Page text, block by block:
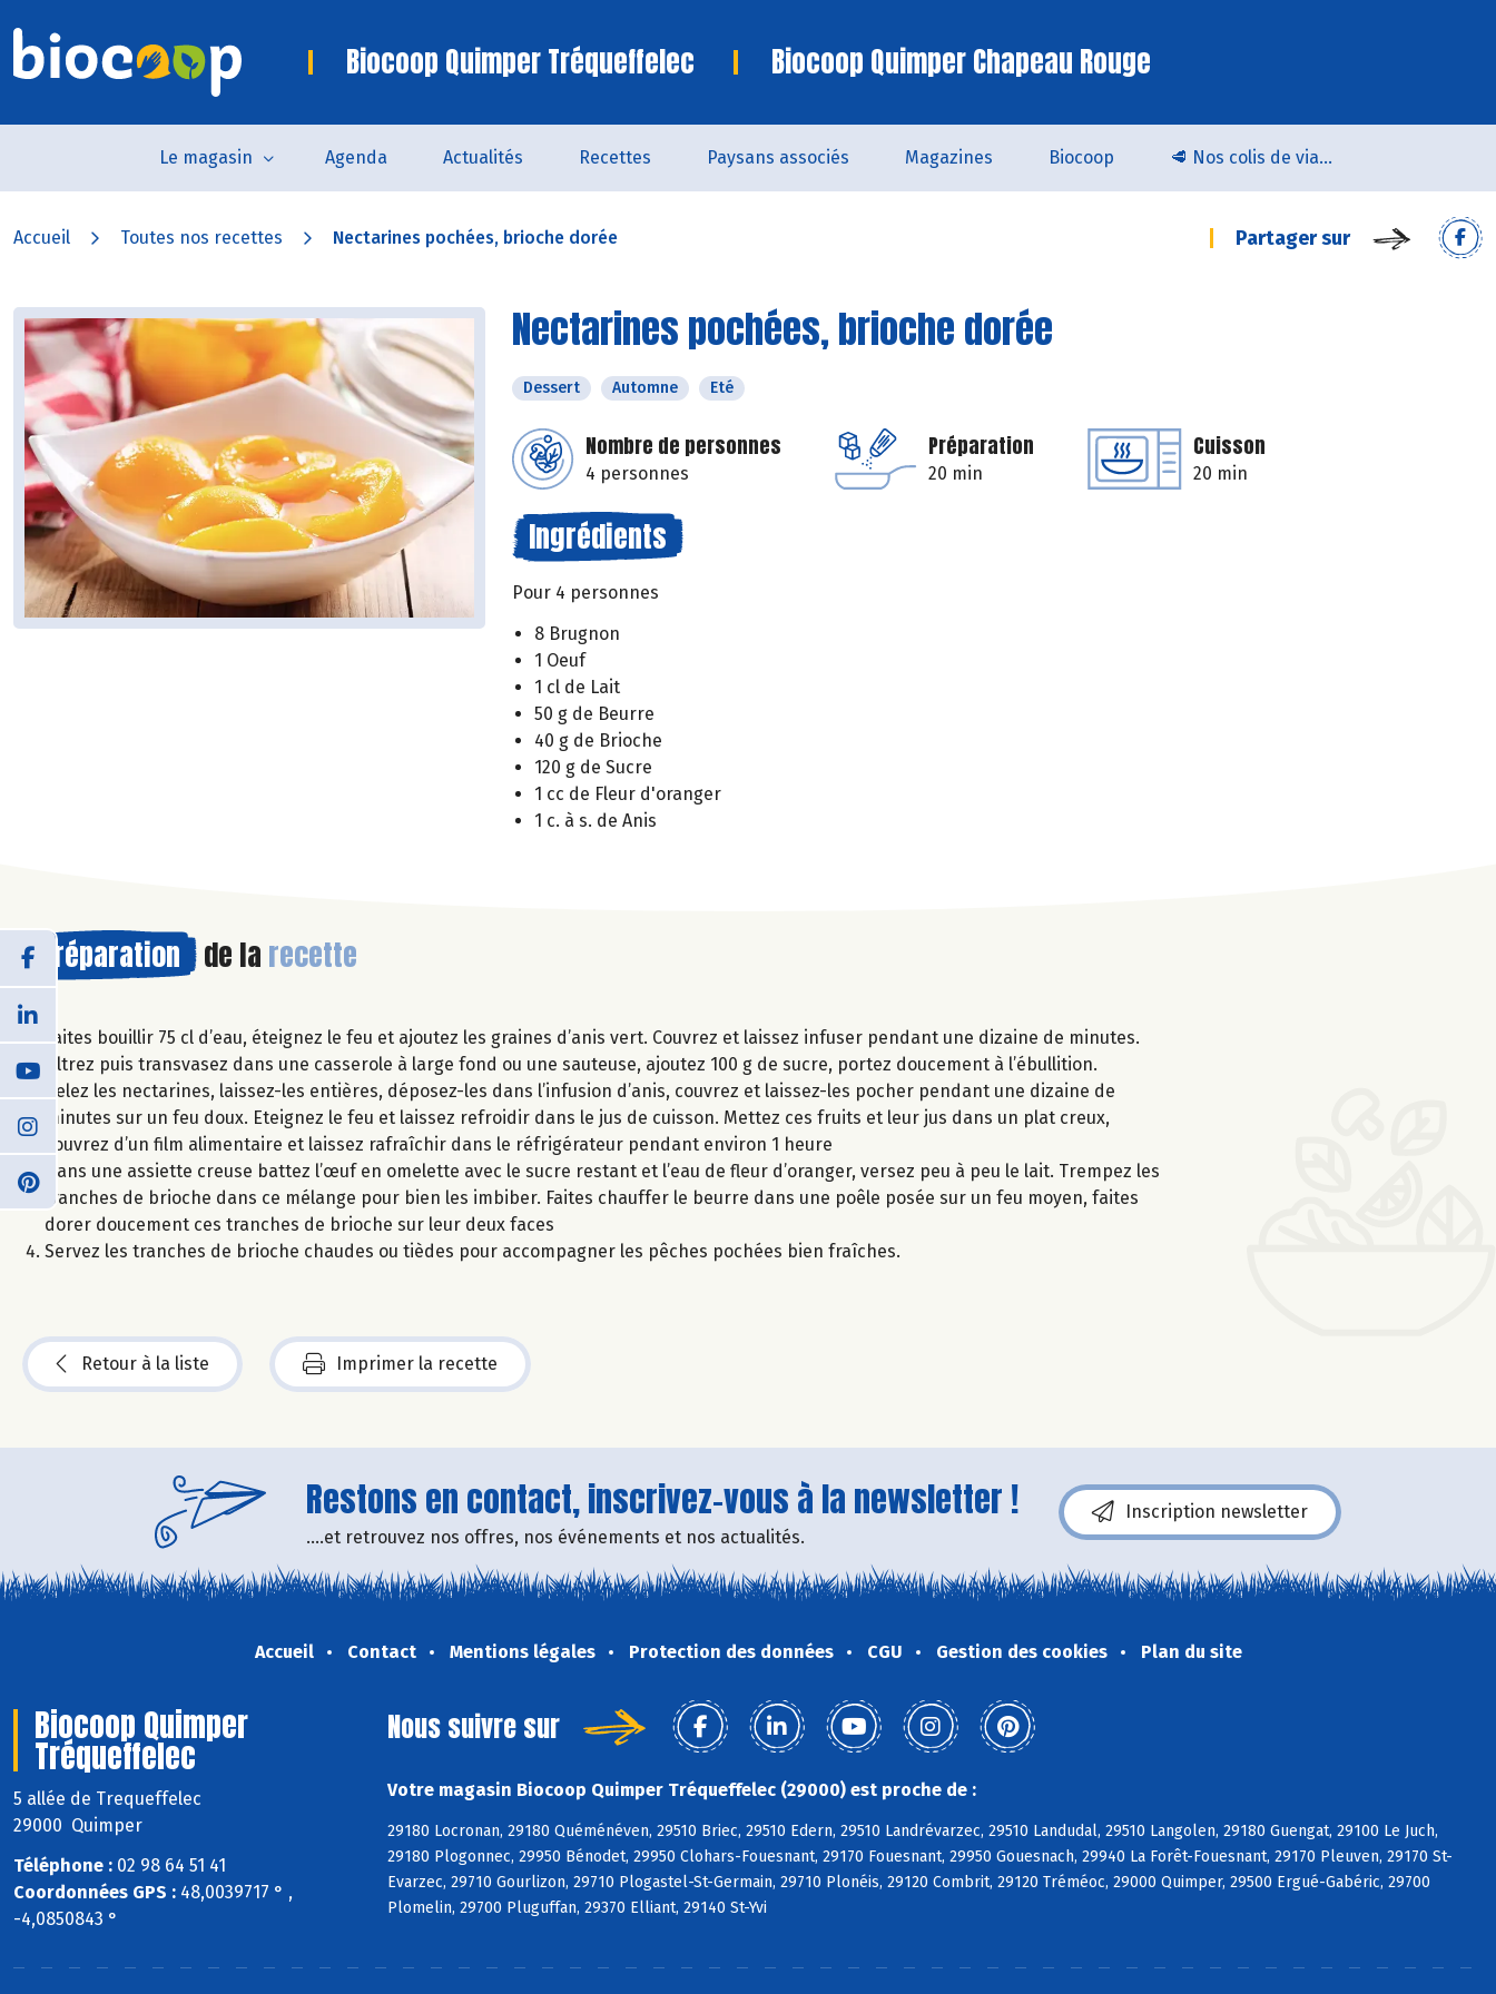
Biocoop Quimper Tréqueffelec Biocoop Quimper Chapeau Rouge
Le magasin Agenda Actualités Recettes Paysans associés Magazines Biocoop 🥩 Nos colis de viande bio & locale arrivent chez Biocoop Quimper !
Accueil Toutes nos recettes Nectarines pochées, brioche dorée Partager sur
Nectarines pochées, brioche dorée
Dessert Automne Eté
Nombre de personnes
4 personnes
Préparation
20 min
Cuisson
20 min
Ingrédients
Pour 4 personnes
8 Brugnon
1 Oeuf
1 cl de Lait
50 g de Beurre
40 g de Brioche
120 g de Sucre
1 cc de Fleur d'oranger
1 c. à s. de Anis
Préparation de la recette
Faites bouillir 75 cl d’eau, éteignez le feu et ajoutez les graines d’anis vert. Couvrez et laissez infuser pendant une dizaine de minutes.
Filtrez puis transvasez dans une casserole à large fond ou une sauteuse, ajoutez 100 g de sucre, portez doucement à l’ébullition.
Pelez les nectarines, laissez-les entières, déposez-les dans l’infusion d’anis, couvrez et laissez-les pocher pendant une dizaine de
minutes sur un feu doux. Eteignez le feu et laissez refroidir dans le jus de cuisson. Mettez ces fruits et leur jus dans un plat creux,
couvrez d’un film alimentaire et laissez rafraîchir dans le réfrigérateur pendant environ 1 heure
Dans une assiette creuse battez l’œuf en omelette avec le sucre restant et l’eau de fleur d’oranger, versez peu à peu le lait. Trempez les
tranches de brioche dans ce mélange pour bien les imbiber. Faites chauffer le beurre dans une poêle posée sur un feu moyen, faites
dorer doucement ces tranches de brioche sur leur deux faces
Servez les tranches de brioche chaudes ou tièdes pour accompagner les pêches pochées bien fraîches.
Retour à la liste Imprimer la recette
Restons en contact, inscrivez-vous à la newsletter !
....et retrouvez nos offres, nos événements et nos actualités.
Inscription newsletter
Accueil Contact Mentions légales Protection des données CGU Gestion des cookies Plan du site
Biocoop Quimper
Tréqueffelec
5 allée de Trequeffelec
29000 Quimper
Téléphone : 02 98 64 51 41
Coordonnées GPS : 48,0039717 ° ,
-4,0850843 °
Nous suivre sur
Votre magasin Biocoop Quimper Tréqueffelec (29000) est proche de :
29180 Locronan, 29180 Quéménéven, 29510 Briec, 29510 Edern, 29510 Landrévarzec, 29510 Landudal, 29510 Langolen, 29180 Guengat, 29100 Le Juch,
29180 Plogonnec, 29950 Bénodet, 29950 Clohars-Fouesnant, 29170 Fouesnant, 29950 Gouesnach, 29940 La Forêt-Fouesnant, 29170 Pleuven, 29170 St-
Evarzec, 29710 Gourlizon, 29710 Plogastel-St-Germain, 29710 Plonéis, 29120 Combrit, 29120 Tréméoc, 29000 Quimper, 29500 Ergué-Gabéric, 29700
Plomelin, 29700 Pluguffan, 29370 Elliant, 29140 St-Yvi